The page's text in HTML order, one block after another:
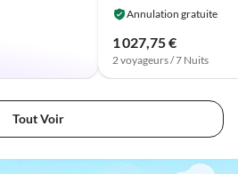
Annulation gratuite
1 027,75 €
2 voyageurs / 7 Nuits
Tout Voir